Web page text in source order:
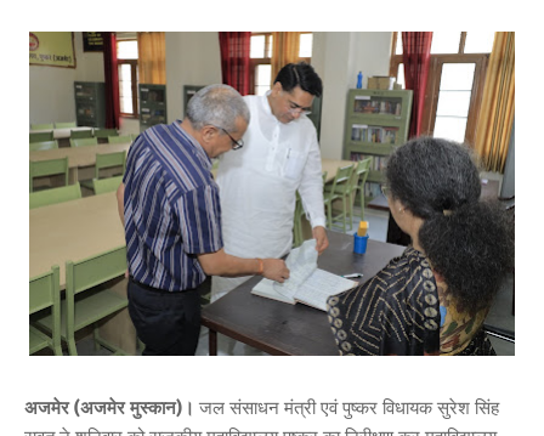
अजमेर (अजमेर मुस्कान)। जल संसाधन मंत्री एवं पुष्कर विधायक सुरेश सिंह